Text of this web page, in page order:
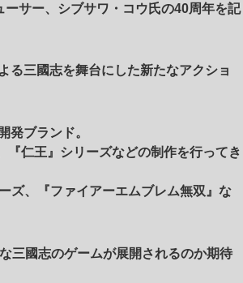
サー、シブサワ・コウ氏の40周年を記
る三國志を舞台にした新たなアクショ
発ブランド。
『仁王』シリーズなどの制作を行ってき
ズ、『ファイアーエムブレム無双』な
三國志のゲームが展開されるのか期待